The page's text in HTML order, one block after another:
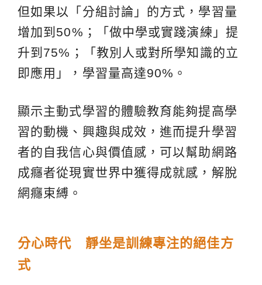
但如果以「分組討論」的方式，學習量
增加到50%；「做中學或實踐演練」提
升到75%；「教別人或對所學知識的立
即應用」，學習量高達90%。
顯示主動式學習的體驗教育能夠提高學
習的動機、興趣與成效，進而提升學習
者的自我信心與價值感，可以幫助網路
成癮者從現實世界中獲得成就感，解脫
網癮束縛。
分心時代 靜坐是訓練專注的絕佳方
式